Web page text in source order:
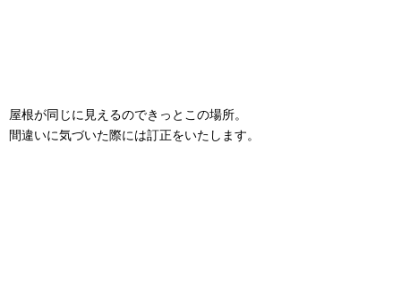
屋根が同じに見えるのできっとこの場所。
間違いに気づいた際には訂正をいたします。